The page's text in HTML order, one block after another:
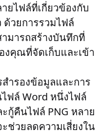
ยไฟล์ที่เกี่ยวข้องกับ
ด้วยการรวมไฟล์
มารถสร้างบันทึกที่
งคุณที่จัดเก็บและเข้า
ำรองข้อมูลและการ
ฟล์ Word หนึ่งไฟล์
กู้คืนไฟล์ PNG หลาย
ช่วยลดความเสี่ยงใน